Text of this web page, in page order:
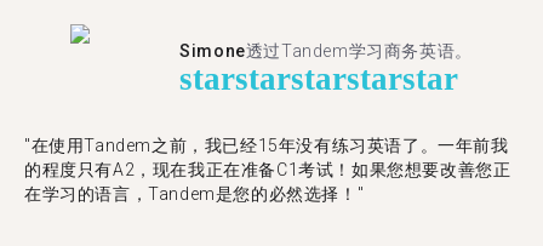
Simone透过Tandem学习商务英语。
starstarstarstarstar
"在使用Tandem之前，我已经15年没有练习英语了。一年前我
的程度只有A2，现在我正在准备C1考试！如果您想要改善您正
在学习的语言，Tandem是您的必然选择！"